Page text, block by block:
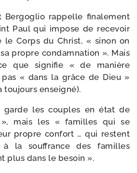
Bergoglio rap­pelle fina­le­ment
Paul qui impose de rece­voir
le Corps du Christ, « sinon on
propre condam­na­tion ». Mais
que signi­fie « de manière
« dans la grâce de Dieu »
tou­jours enseigné).
les couples en état de
mais les « familles qui se
propre confort … qui res­tent
à la souf­france des familles
plus dans le besoin ».